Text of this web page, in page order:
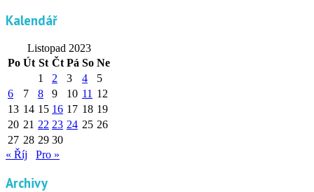
Kalendář
Listopad 2023
Po Út St Čt Pá So Ne
1
2 3 4
5
6
7 8 9 10 11 12
13 14 15 16 17 18 19
20 21 22 23 24 25 26
27 28 29 30
« Říj
Pro »
Archivy